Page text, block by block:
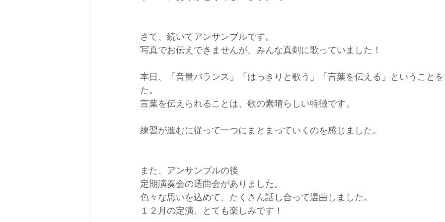
さて、続いてアンサンブルです。
写真でお伝えできませんが、みんな真剣に歌っていました！
本日、「音量バランス」「はっきりと歌う」「言葉を伝える」ということ
た。
言葉を伝えられることは、歌の素晴らしい特徴です。
練習が進むに従って一つにまとまっていくのを感じました。
また、アンサンブルの後
定期演奏会の選曲会がありました。
色々な思いを込めて、たくさん話し合って選曲しました。
１２月の定演、とても楽しみです！